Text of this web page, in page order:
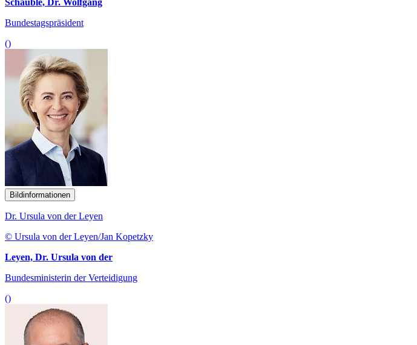
Bundestagspräsident
()
Bildinformationen
Dr. Ursula von der Leyen
© Ursula von der Leyen/Jan Kopetzky
Leyen, Dr. Ursula von der
Bundesministerin der Verteidigung
()